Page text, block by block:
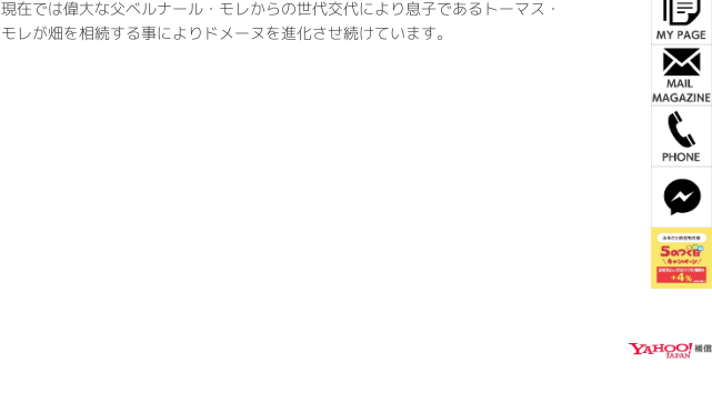
現在では偉大な父ベルナール・モレからの世代交代により息子であるトーマス・
モレが畑を相続する事によりドメーヌを進化させ続けています。